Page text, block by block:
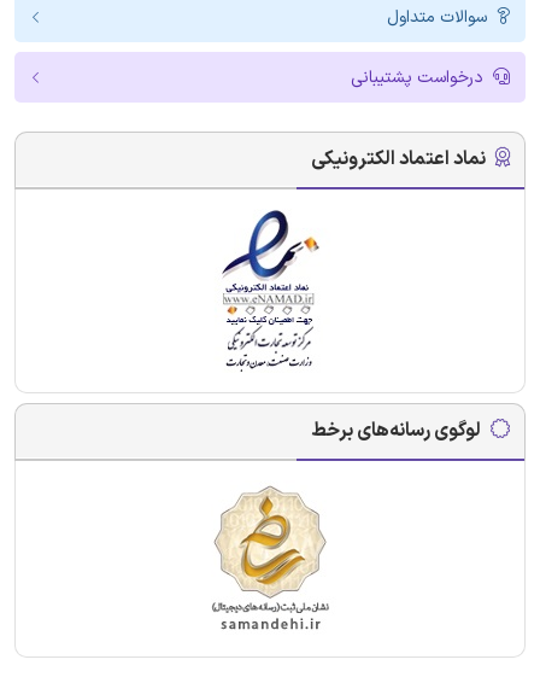
سوالات متداول
درخواست پشتیبانی
نماد اعتماد الکترونیکی
لوگوی رسانه‌های برخط